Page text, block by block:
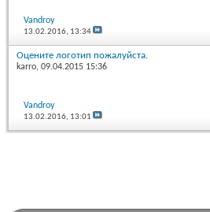
Vandroy
13.02.2016, 13:34
Оцените логотип пожалуйста.
karro, 09.04.2015 15:36
Vandroy
13.02.2016, 13:01